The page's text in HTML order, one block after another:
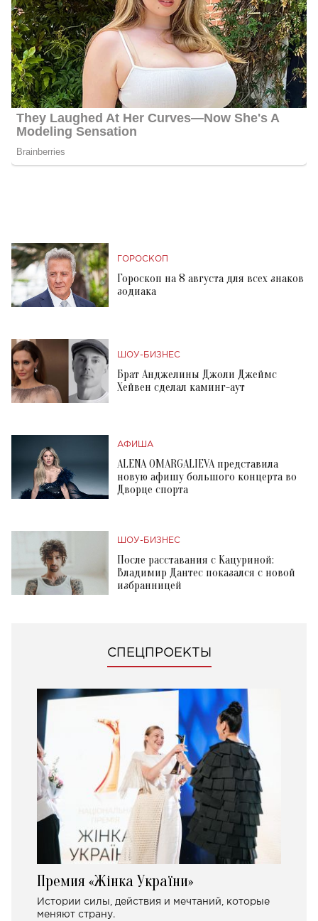
ГОРОСКОП
Гороскоп на 8 августа для всех знаков
зодиака
ШОУ-БИЗНЕС
Брат Анджелины Джоли Джеймс
Хейвен сделал каминг-аут
АФИША
ALENA OMARGALIEVA представила
новую афишу большого концерта во
Дворце спорта
ШОУ-БИЗНЕС
После расставания с Кацуриной:
Владимир Дантес показался с новой
избранницей
СПЕЦПРОЕКТЫ
Премия «Жінка України»
Истории силы, действия и мечтаний, которые
меняют страну.